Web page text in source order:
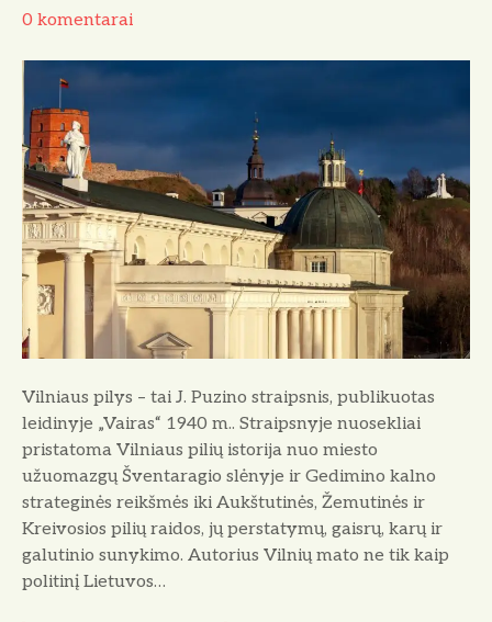
n
t
0 V
i
a
u
s
p
i
l
y
komentarai
Vilniaus pilys – tai J. Puzino straipsnis, publikuotas
leidinyje „Vairas“ 1940 m.. Straipsnyje nuosekliai
pristatoma Vilniaus pilių istorija nuo miesto
užuomazgų Šventaragio slėnyje ir Gedimino kalno
strateginės reikšmės iki Aukštutinės, Žemutinės ir
Kreivosios pilių raidos, jų perstatymų, gaisrų, karų ir
galutinio sunykimo. Autorius Vilnių mato ne tik kaip
politinį Lietuvos…